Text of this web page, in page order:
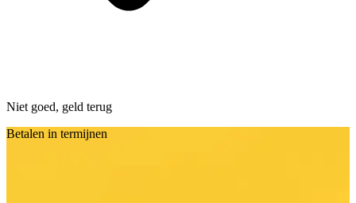
Niet goed, geld terug
Betalen in termijnen